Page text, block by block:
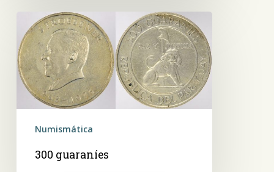
guaraníes
Numismática
300 guaraníes